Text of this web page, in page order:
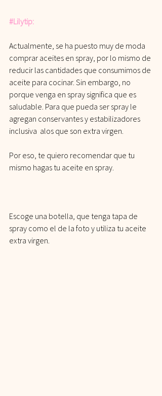
#Lilytip:
Actualmente, se ha puesto muy de moda
comprar aceites en spray, por lo mismo de
reducir las cantidades que consumimos de
aceite para cocinar. Sin embargo, no
porque venga en spray significa que es
saludable. Para que pueda ser spray le
agregan conservantes y estabilizadores
inclusiva  alos que son extra virgen.
Por eso, te quiero recomendar que tu
mismo hagas tu aceite en spray.
Escoge una botella, que tenga tapa de
spray como el de la foto y utiliza tu aceite
extra virgen.